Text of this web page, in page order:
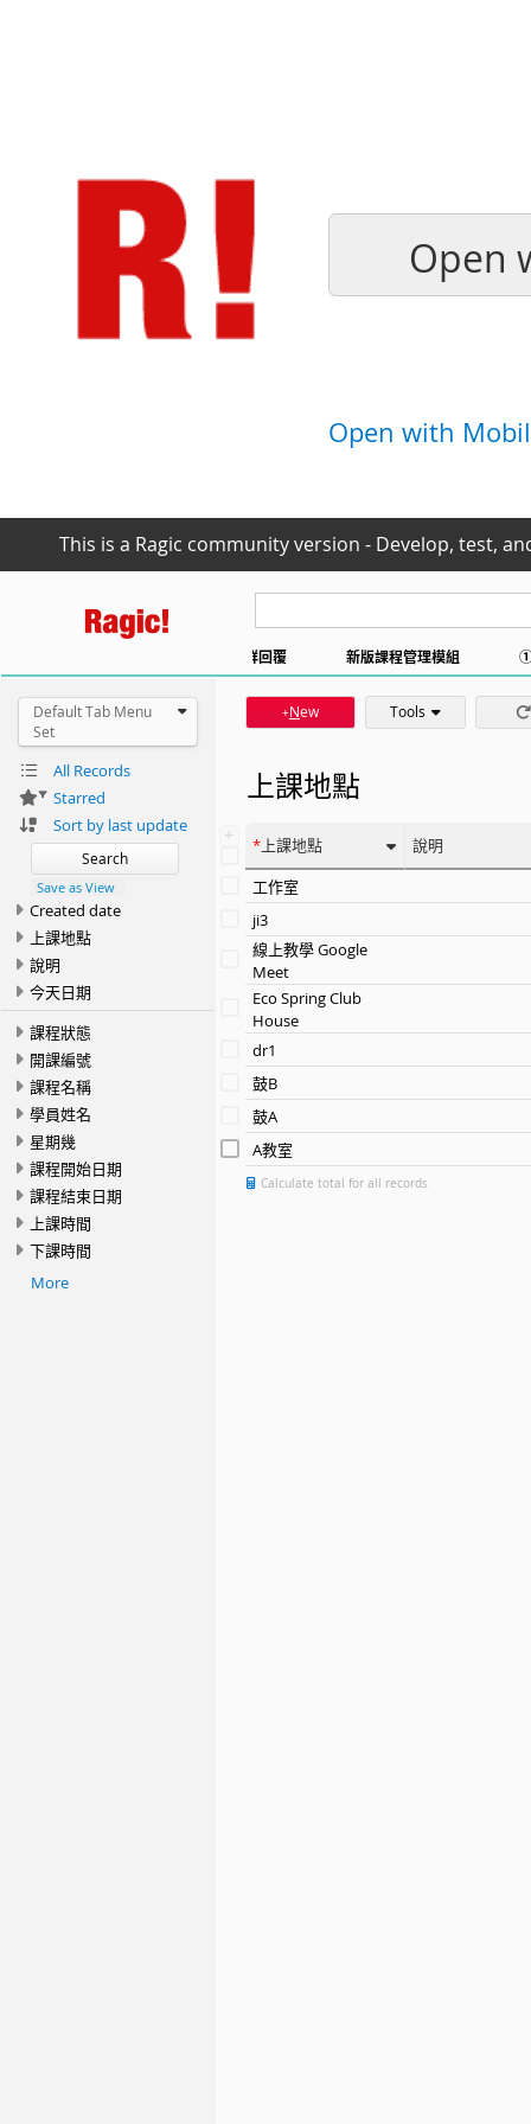
Open
Open with
This is a Ragic community version - Develop, test,
社群回覆 新版課程管理模組
Default Tab Menu
Set
All Records
Starred
Sort by last update
Search
Save as View
Created date
上課地點
說明
今天日期
課程狀態
開課編號
課程名稱
學員姓名
星期幾
課程開始日期
課程結束日期
上課時間
下課時間
More
+New Tools
上課地點
+ 上課地點
說明
工作室
ji3
線上教學 Google
Meet
Eco Spring Club
House
dr1
鼓B
鼓A
A教室
Calculate total for all records